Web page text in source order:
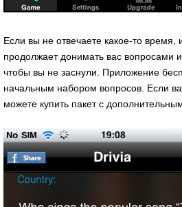
Если вы не отвечаете какое-то время,
продолжает донимать вас вопросами
чтобы вы не заснули. Приложение
начальным набором вопросов. Если
можете купить пакет с